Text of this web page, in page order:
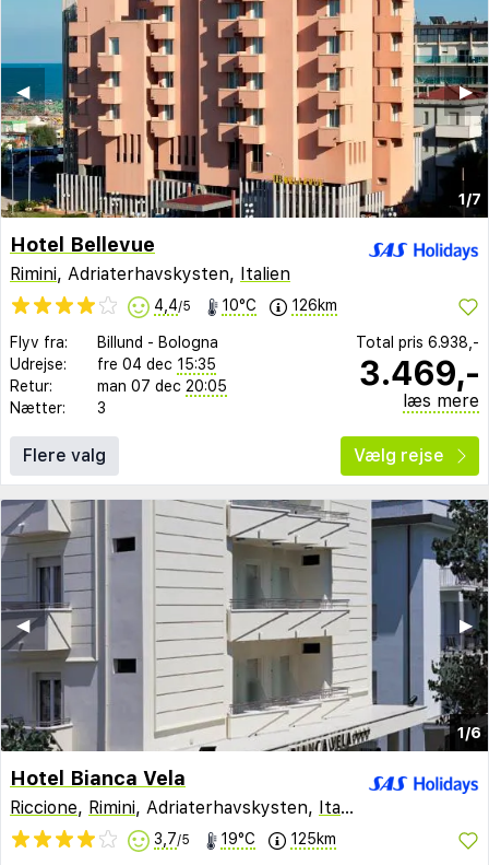
1/7
▶︎
◀︎
Hotel Bellevue
Rimini, Adriaterhavskysten, Italien
4,4/5 10°C 126km
Flyv fra: Billund - Bologna
Udrejse:
fre 04 dec 15:35
Retur:
man 07 dec 20:05
Nætter:
3
Total pris 6.938,-
3.469,-
læs mere
Flere valg Vælg rejse
1/6
▶︎
◀︎
Hotel Bianca Vela
Riccione, Rimini, Adriaterhavskysten, Italien
3,7/5 19°C 125km